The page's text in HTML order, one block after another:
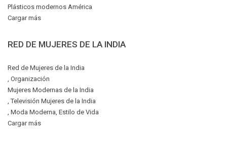
Plásticos modernos América
Cargar más
RED DE MUJERES DE LA INDIA
Red de Mujeres de la India
, Organización
Mujeres Modernas de la India
, Televisión Mujeres de la India
, Moda Moderna, Estilo de Vida
Cargar más